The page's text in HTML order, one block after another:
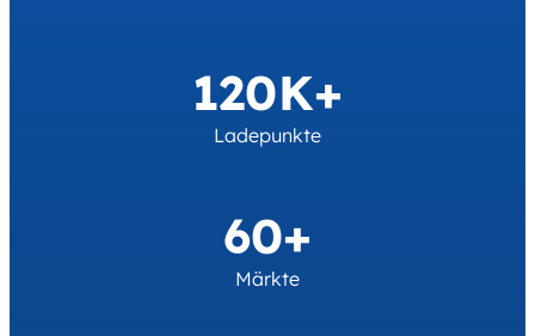
120K+
Ladepunkte
60+
Märkte